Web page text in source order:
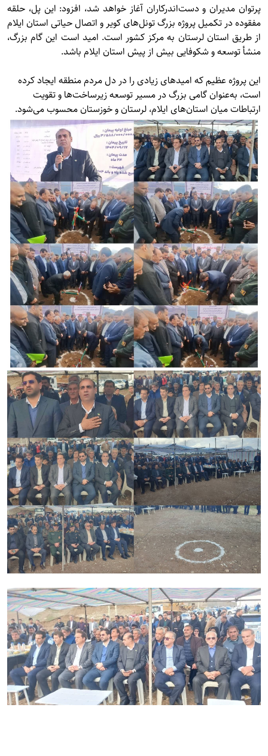
پرتوان مدیران و دست‌اندرکاران آغاز خواهد شد، افزود: این پل، حلقه
مفقوده در تکمیل پروژه بزرگ تونل‌های کویر و اتصال حیاتی استان ایلام
از طریق استان لرستان به مرکز کشور است. امید است این گام بزرگ،
منشأ توسعه و شکوفایی بیش از پیش استان ایلام باشد.
این پروژه عظیم که امیدهای زیادی را در دل مردم منطقه ایجاد کرده
است، به‌عنوان گامی بزرگ در مسیر توسعه زیرساخت‌ها و تقویت
ارتباطات میان استان‌های ایلام، لرستان و خوزستان محسوب می‌شود.